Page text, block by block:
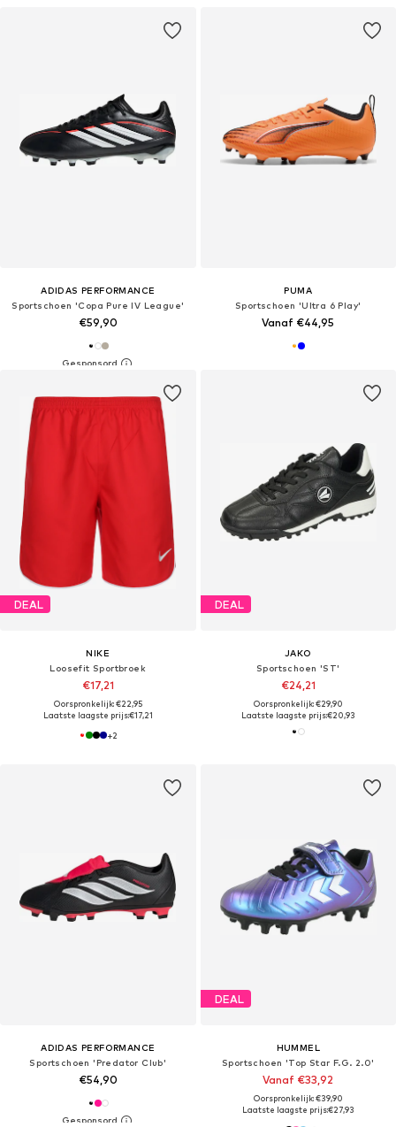
ADIDAS PERFORMANCE
Sportschoen 'Copa Pure IV League'
€59,90
PUMA
Sportschoen 'Ultra 6 Play'
Vanaf €44,95
DEAL
NIKE
Loosefit Sportbroek
€17,21
Oorspronkelijk: €22,95
Laatste laagste prijs:€17,21
+2
DEAL
JAKO
Sportschoen 'ST'
€24,21
Oorspronkelijk: €29,90
Laatste laagste prijs:€20,93
ADIDAS PERFORMANCE
Sportschoen 'Predator Club'
€54,90
DEAL
HUMMEL
Sportschoen 'Top Star F.G. 2.0'
Vanaf €33,92
Oorspronkelijk: €39,90
Laatste laagste prijs:€27,93